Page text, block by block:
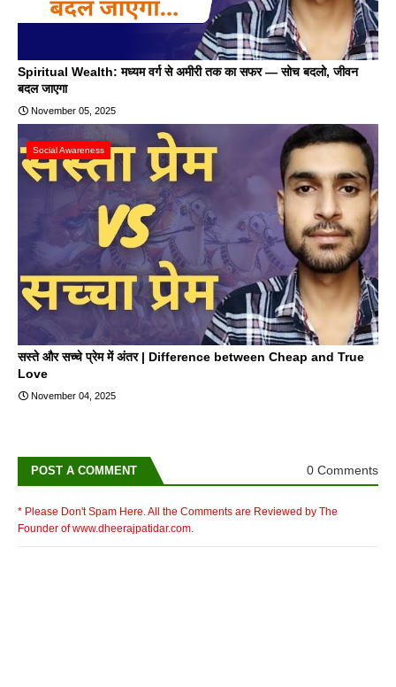
Spiritual Wealth: मध्यम वर्ग से अमीरी तक का सफर — सोच बदलो, जीवन
बदल जाएगा
November 05, 2025
Social Awareness
सस्ते और सच्चे प्रेम में अंतर | Difference between Cheap and True
Love
November 04, 2025
POST A COMMENT 0 Comments
* Please Don't Spam Here. All the Comments are Reviewed by The
Founder of www.dheerajpatidar.com.